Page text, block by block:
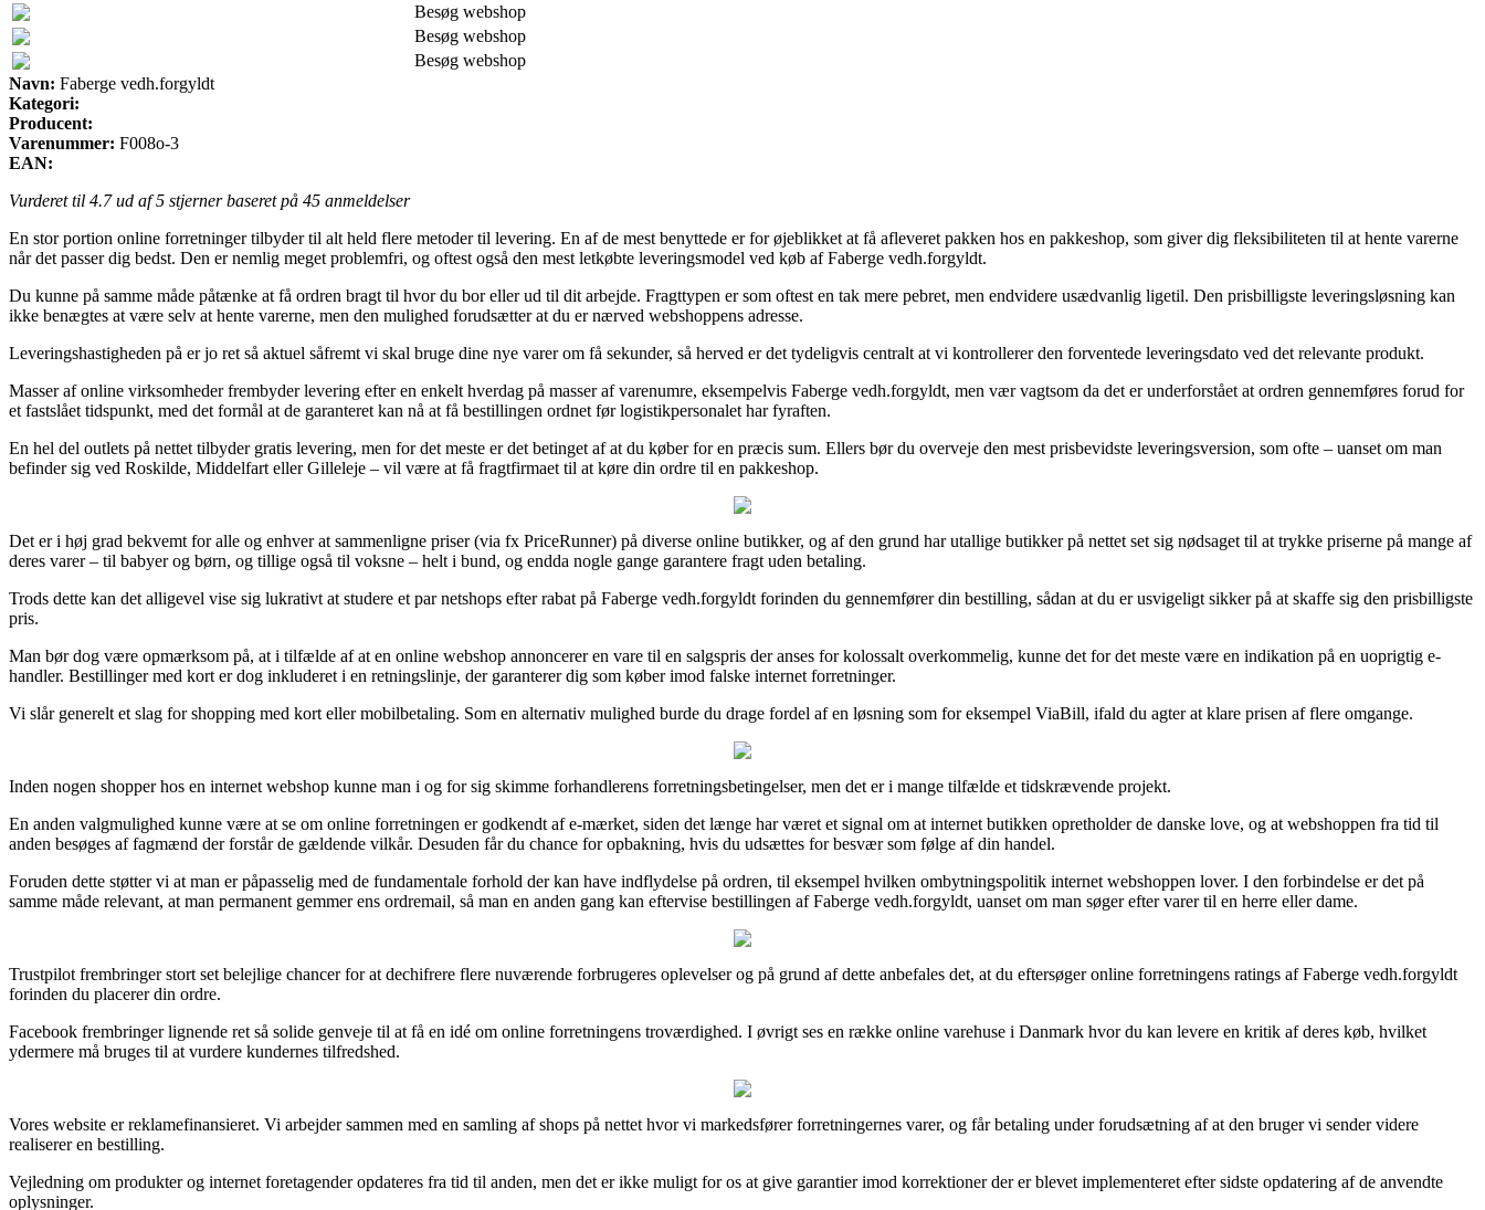
Besøg webshop
Besøg webshop
Besøg webshop
Navn: Faberge vedh.forgyldt
Kategori:
Producent:
Varenummer: F008o-3
EAN:
Vurderet til 4.7ud af 5 stjerner baseret på 45 anmeldelser
En stor portion online forretninger tilbyder til alt held flere metoder til levering. En af de mest benyttede er for øjeblikket at få afleveret pakken hos en pakkeshop, som giver dig fleksibiliteten til at hente varerne
når det passer dig bedst. Den er nemlig meget problemfri, og oftest også den mest letkøbte leveringsmodel ved køb af Faberge vedh.forgyldt.
Du kunne på samme måde påtænke at få ordren bragt til hvor du bor eller ud til dit arbejde. Fragttypen er som oftest en tak mere pebret, men endvidere usædvanlig ligetil. Den prisbilligste leveringsløsning kan
ikke benægtes at være selv at hente varerne, men den mulighed forudsætter at du er nærved webshoppens adresse.
Leveringshastigheden på er jo ret så aktuel såfremt vi skal bruge dine nye varer om få sekunder, så herved er det tydeligvis centralt at vi kontrollerer den forventede leveringsdato ved det relevante produkt.
Masser af online virksomheder frembyder levering efter en enkelt hverdag på masser af varenumre, eksempelvis Faberge vedh.forgyldt, men vær vagtsom da det er underforstået at ordren gennemføres forud for
et fastslået tidspunkt, med det formål at de garanteret kan nå at få bestillingen ordnet før logistikpersonalet har fyraften.
En hel del outlets på nettet tilbyder gratis levering, men for det meste er det betinget af at du køber for en præcis sum. Ellers bør du overveje den mest prisbevidste leveringsversion, som ofte – uanset om man
befinder sig ved Roskilde, Middelfart eller Gilleleje – vil være at få fragtfirmaet til at køre din ordre til en pakkeshop.
Det er i høj grad bekvemt for alle og enhver at sammenligne priser (via fx PriceRunner) på diverse online butikker, og af den grund har utallige butikker på nettet set sig nødsaget til at trykke priserne på mange af
deres varer – til babyer og børn, og tillige også til voksne – helt i bund, og endda nogle gange garantere fragt uden betaling.
Trods dette kan det alligevel vise sig lukrativt at studere et par netshops efter rabat på Faberge vedh.forgyldt forinden du gennemfører din bestilling, sådan at du er usvigeligt sikker på at skaffe sig den prisbilligste
pris.
Man bør dog være opmærksom på, at i tilfælde af at en online webshop annoncerer en vare til en salgspris der anses for kolossalt overkommelig, kunne det for det meste være en indikation på en uoprigtig e-
handler. Bestillinger med kort er dog inkluderet i en retningslinje, der garanterer dig som køber imod falske internet forretninger.
Vi slår generelt et slag for shopping med kort eller mobilbetaling. Som en alternativ mulighed burde du drage fordel af en løsning som for eksempel ViaBill, ifald du agter at klare prisen af flere omgange.
Inden nogen shopper hos en internet webshop kunne man i og for sig skimme forhandlerens forretningsbetingelser, men det er i mange tilfælde et tidskrævende projekt.
En anden valgmulighed kunne være at se om online forretningen er godkendt af e-mærket, siden det længe har været et signal om at internet butikken opretholder de danske love, og at webshoppen fra tid til
anden besøges af fagmænd der forstår de gældende vilkår. Desuden får du chance for opbakning, hvis du udsættes for besvær som følge af din handel.
Foruden dette støtter vi at man er påpasselig med de fundamentale forhold der kan have indflydelse på ordren, til eksempel hvilken ombytningspolitik internet webshoppen lover. I den forbindelse er det på
samme måde relevant, at man permanent gemmer ens ordremail, så man en anden gang kan eftervise bestillingen af Faberge vedh.forgyldt, uanset om man søger efter varer til en herre eller dame.
Trustpilot frembringer stort set belejlige chancer for at dechifrere flere nuværende forbrugeres oplevelser og på grund af dette anbefales det, at du eftersøger online forretningens ratings af Faberge vedh.forgyldt
forinden du placerer din ordre.
Facebook frembringer lignende ret så solide genveje til at få en idé om online forretningens troværdighed. I øvrigt ses en række online varehuse i Danmark hvor du kan levere en kritik af deres køb, hvilket
ydermere må bruges til at vurdere kundernes tilfredshed.
Vores website er reklamefinansieret. Vi arbejder sammen med en samling af shops på nettet hvor vi markedsfører forretningernes varer, og får betaling under forudsætning af at den bruger vi sender videre
realiserer en bestilling.
Vejledning om produkter og internet foretagender opdateres fra tid til anden, men det er ikke muligt for os at give garantier imod korrektioner der er blevet implementeret efter sidste opdatering af de anvendte
oplysninger.